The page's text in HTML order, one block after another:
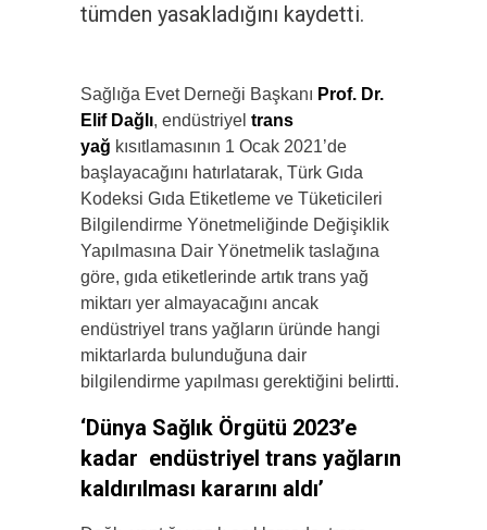
tümden yasakladığını kaydetti.
Sağlığa Evet Derneği Başkanı Prof. Dr.
Elif Dağlı, endüstriyel trans
yağ kısıtlamasının 1 Ocak 2021’de
başlayacağını hatırlatarak, Türk Gıda
Kodeksi Gıda Etiketleme ve Tüketicileri
Bilgilendirme Yönetmeliğinde Değişiklik
Yapılmasına Dair Yönetmelik taslağına
göre, gıda etiketlerinde artık trans yağ
miktarı yer almayacağını ancak
endüstriyel trans yağların üründe hangi
miktarlarda bulunduğuna dair
bilgilendirme yapılması gerektiğini belirtti.
‘Dünya Sağlık Örgütü 2023’e
kadar endüstriyel trans yağların
kaldırılması kararını aldı’